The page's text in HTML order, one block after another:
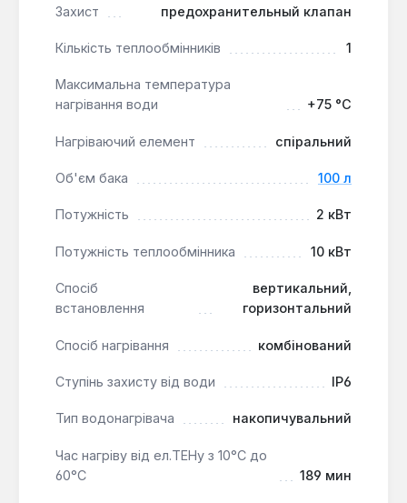
монтажі. Максимальна температура нагрівання
потреби у гарячій воді.
Захист предохранительный клапан
Кількість теплообмінників 1
Максимальна температура
нагрівання води
+75 °С
Нагріваючий елемент спіральний
Об'єм бака 100 л
Потужність 2 кВт
Потужність теплообмінника 10 кВт
Спосіб
встановлення
вертикальний,
горизонтальний
Спосіб нагрівання комбінований
Ступінь захисту від води IP6
Тип водонагрівача накопичувальний
Час нагріву від ел.ТЕНу з 10°С до
60°С
189 мин